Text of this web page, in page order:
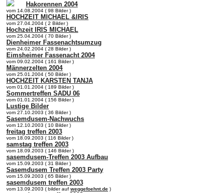
Hakorennen 2004
vom 14.08.2004 ( 98 Bilder )
HOCHZEIT MICHAEL &IRIS
vom 27.04.2004 ( 2 Bilder )
Hochzeit IRIS MICHAEL
vom 25.04.2004 ( 70 Bilder )
Dienheimer Fassenachtsumzug
vom 24.02.2004 ( 28 Bilder )
Eimsheimer Fassenacht 2004
vom 09.02.2004 ( 161 Bilder )
Männerzelten 2004
vom 25.01.2004 ( 50 Bilder )
HOCHZEIT KARSTEN TANJA
vom 01.01.2004 ( 189 Bilder )
Sommertreffen SADU 06
vom 01.01.2004 ( 156 Bilder )
Lustige Bilder
vom 27.10.2003 ( 36 Bilder )
Sasemdusem-Nachwuchs
vom 12.10.2003 ( 10 Bilder )
freitag treffen 2003
vom 18.09.2003 ( 116 Bilder )
samstag treffen 2003
vom 18.09.2003 ( 146 Bilder )
sasemdusem-Treffen 2003 Aufbau
vom 15.09.2003 ( 31 Bilder )
Sasemdusem Treffen 2003 Party
vom 15.09.2003 ( 65 Bilder )
sasemdusem treffen 2003
vom 13.09.2003 ( bilder auf weggefoehnt.de )